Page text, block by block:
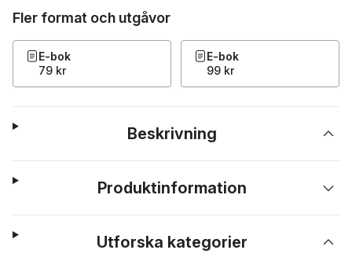
Fler format och utgåvor
E-bok
79 kr
E-bok
99 kr
Beskrivning
Produktinformation
Utforska kategorier